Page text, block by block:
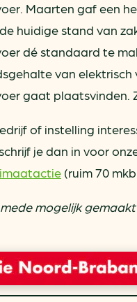
Maarten gaf een
huidige stand van
dé standaard te
van
gaat plaatsvinden.
of instelling
je dan in voor
(ruim 70
mogelijk